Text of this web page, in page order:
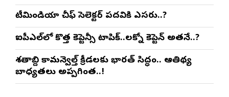
టీమిండియా చీఫ్ సెలెక్టర్ పదవికి ఎసరు..?
ఐపీఎల్‌లో కొత్త కెప్టెన్సీ టాపిక్..లక్నో కెప్టెన్ అతనే..?
శతాబ్ది కామన్వెల్త్ క్రీడలకు భారత్ సిద్ధం.. ఆతిథ్య
బాధ్యతలు అప్పగింత..!